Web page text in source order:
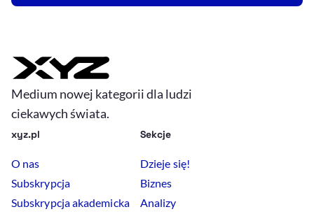
Medium nowej kategorii dla ludzi
ciekawych świata.
xyz.pl
O nas
Subskrypcja
Subskrypcja akademicka
Sekcje
Dzieje się!
Biznes
Analizy